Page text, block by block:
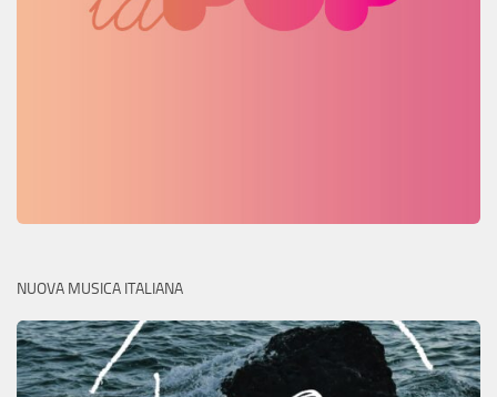
NUOVA MUSICA ITALIANA